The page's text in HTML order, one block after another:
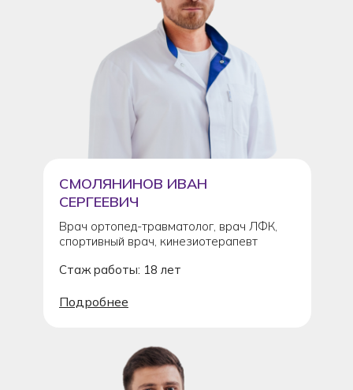
СМОЛЯНИНОВ ИВАН
СЕРГЕЕВИЧ
Врач ортопед-травматолог, врач ЛФК,
спортивный врач, кинезиотерапевт
Стаж работы: 18 лет
Подробнее